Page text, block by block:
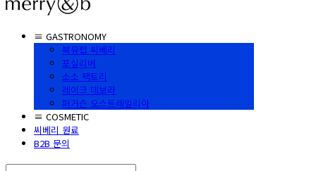
≡ GASTRONOMY
북유럽 씨베리
포실리버
소소 팩토리
레이크 데보라
퍼거슨 오스트레일리아
≡ COSMETIC
씨베리 원료
B2B 문의